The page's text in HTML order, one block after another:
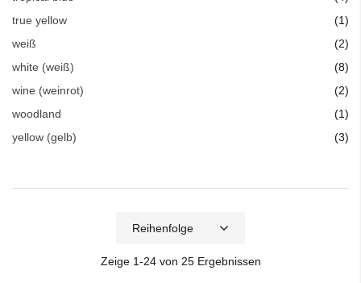
Zeige 1-24von 25Ergebnissen
true yellow
1
weiß
2
white (weiß)
8
wine (weinrot)
2
woodland
1
yellow (gelb)
3